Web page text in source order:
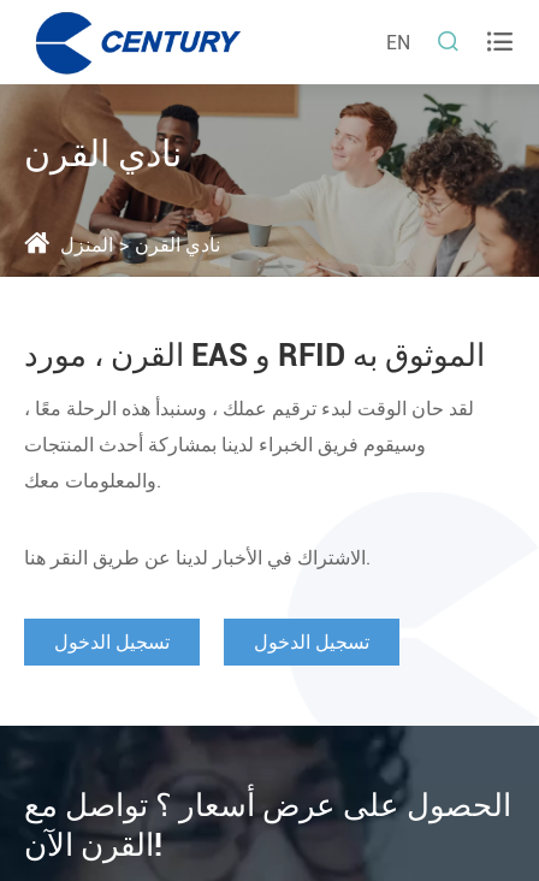
EN  
نادي القرن
المنزل نادي القرن
القرن ، مورد EAS و RFID الموثوق به
لقد حان الوقت لبدء ترقيم عملك ، وسنبدأ هذه الرحلة معًا ،
وسيقوم فريق الخبراء لدينا بمشاركة أحدث المنتجات
والمعلومات معك.
الاشتراك في الأخبار لدينا عن طريق النقر هنا.
تسجيل الدخول تسجيل الدخول
الحصول على عرض أسعار ؟ تواصل مع
القرن الآن!